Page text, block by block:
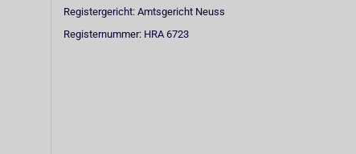
Registergericht: Amtsgericht Neuss
Registernummer: HRA 6723